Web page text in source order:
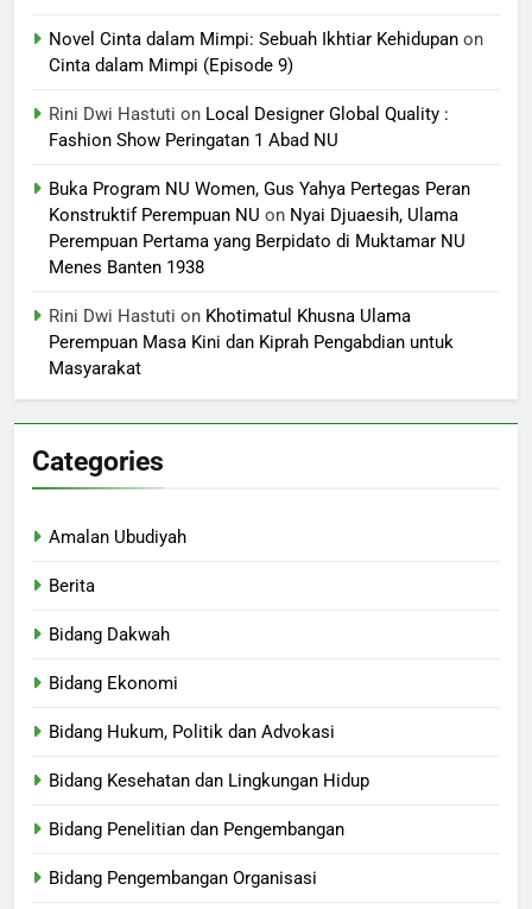
Novel Cinta dalam Mimpi: Sebuah Ikhtiar Kehidupan on
Cinta dalam Mimpi (Episode 9)
Rini Dwi Hastuti on Local Designer Global Quality :
Fashion Show Peringatan 1 Abad NU
Buka Program NU Women, Gus Yahya Pertegas Peran
Konstruktif Perempuan NU on Nyai Djuaesih, Ulama
Perempuan Pertama yang Berpidato di Muktamar NU
Menes Banten 1938
Rini Dwi Hastuti on Khotimatul Khusna Ulama
Perempuan Masa Kini dan Kiprah Pengabdian untuk
Masyarakat
Categories
Amalan Ubudiyah
Berita
Bidang Dakwah
Bidang Ekonomi
Bidang Hukum, Politik dan Advokasi
Bidang Kesehatan dan Lingkungan Hidup
Bidang Penelitian dan Pengembangan
Bidang Pengembangan Organisasi